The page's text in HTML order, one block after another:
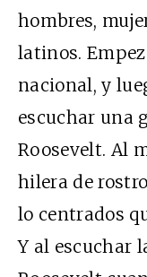
hombres,
latinos.
nacional, y
escuchar una
Roosevelt. Al
hilera de
lo centrados
Y al escuchar